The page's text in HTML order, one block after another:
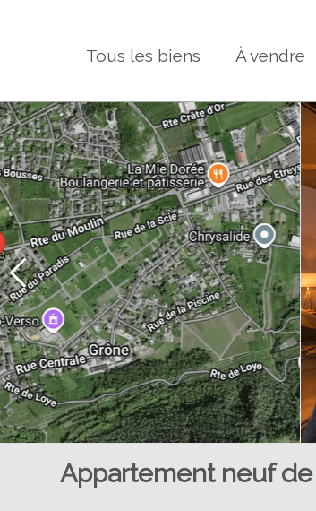
Tous les biens À vendre
Appartement neuf